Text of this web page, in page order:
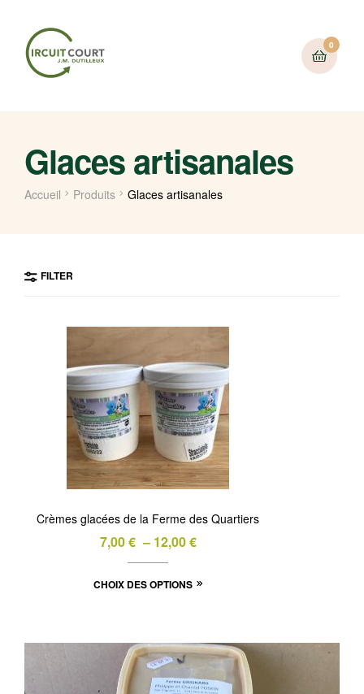
0
Glaces artisanales
Accueil Produits Glaces artisanales
FILTER
Crèmes glacées de la Ferme des Quartiers
7,00€ – 12,00€
Plage
de
prix :
12,00 €
CHOIX DES OPTIONS
Ce
plusieurs
variations.
Les